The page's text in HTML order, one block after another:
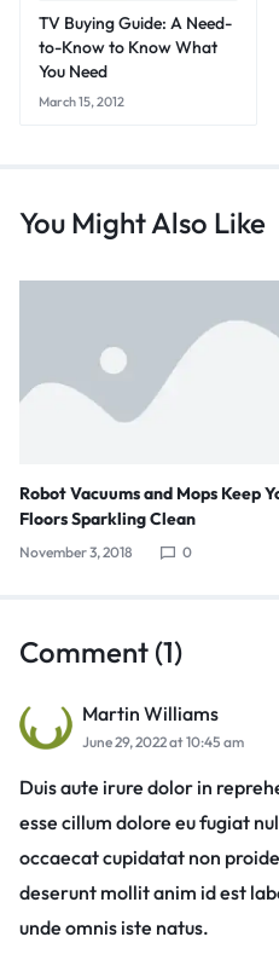
TV Buying Guide: A Need-
to-Know to Know What
You Need
March 15, 2012
You Might Also Like
Robot Vacuums and Mops Keep
Floors Sparkling Clean
November 3, 2018 0
Comment (1)
Martin Williams
June 29, 2022 at 10:45 am
Duis aute irure dolor in
esse cillum dolore eu fugiat
occaecat cupidatat non
deserunt mollit anim id est
unde omnis iste natus.